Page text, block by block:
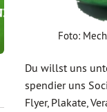
Foto:
Du willst uns
spendier uns
Flyer, Plakate,